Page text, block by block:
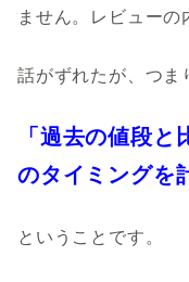
ません。レビューの
話がずれたが、つま
「過去の値段
のタイミングを
ということです。